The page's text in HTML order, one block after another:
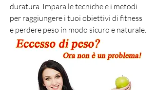
duratura. Impara le tecniche e i metodi
per raggiungere i tuoi obiettivi di fitness
e perdere peso in modo sicuro e naturale.